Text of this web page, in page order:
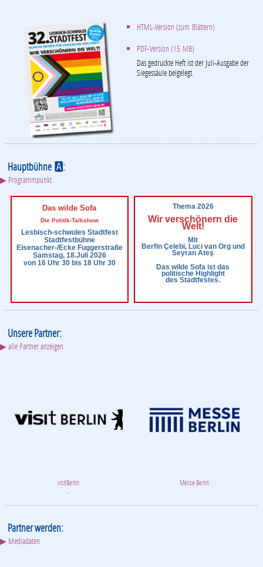
HTML-Version (zum Blättern)
PDF-Version (15 MB)
Das gedruckte Heft ist der Juli-Ausgabe der
Siegessäule beigelegt.
HauptbühneA:
▶ Programmpunkt
Das wilde Sofa
Die Politik-Talkshow
Lesbisch-schwules Stadtfest
Stadtfestbühne
Eisenacher-/Ecke Fuggerstraße
Samstag, 18.Juli 2026
von 16 Uhr 30 bis 18 Uhr 30
Thema 2026
Wir verschönern die
Welt!
Mit
Berfin Çelebi, Luci van Org und
Seyran Ateş
Das wilde Sofa ist das
politische Highlight
des Stadtfestes.
Unsere Partner:
▶ alle Partner anzeigen
visitBerlin
...
Messe Berlin
Partner werden:
▶ Mediadaten